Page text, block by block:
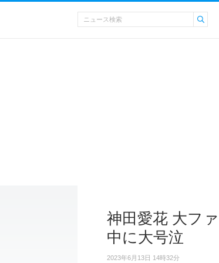
神田愛花 大フ
中に大号泣
2023年6月13日 14時32分